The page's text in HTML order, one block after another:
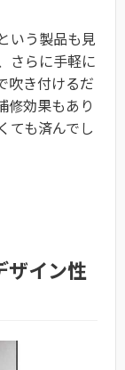
いう製品も見
さらに手軽に
吹き付けるだ
修効果もあり
ても済んでし
ザイン性